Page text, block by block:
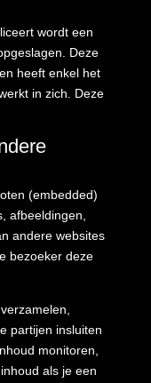
wordt een
Deze
heeft enkel het
in zich. Deze
(embedded)
afbeeldingen,
andere websites
bezoeker deze
partijen insluiten
monitoren,
als je een